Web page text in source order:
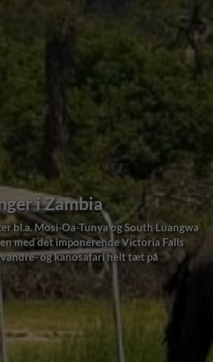
i Zambia
bl.a. Mosi-Oa-Tunya og South Luangwa
med det imponerende Victoria Falls
og kanosafari helt tæt på